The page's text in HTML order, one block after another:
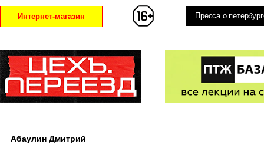
Интернет-магазин Пресса о
Абаулин Дмитрий